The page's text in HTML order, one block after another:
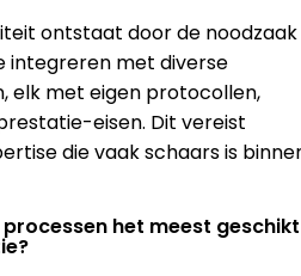
ontstaat door de noodzaak
integreren met diverse
elk met eigen protocollen,
eisen. Dit vereist
die vaak schaars is
het meest geschikt